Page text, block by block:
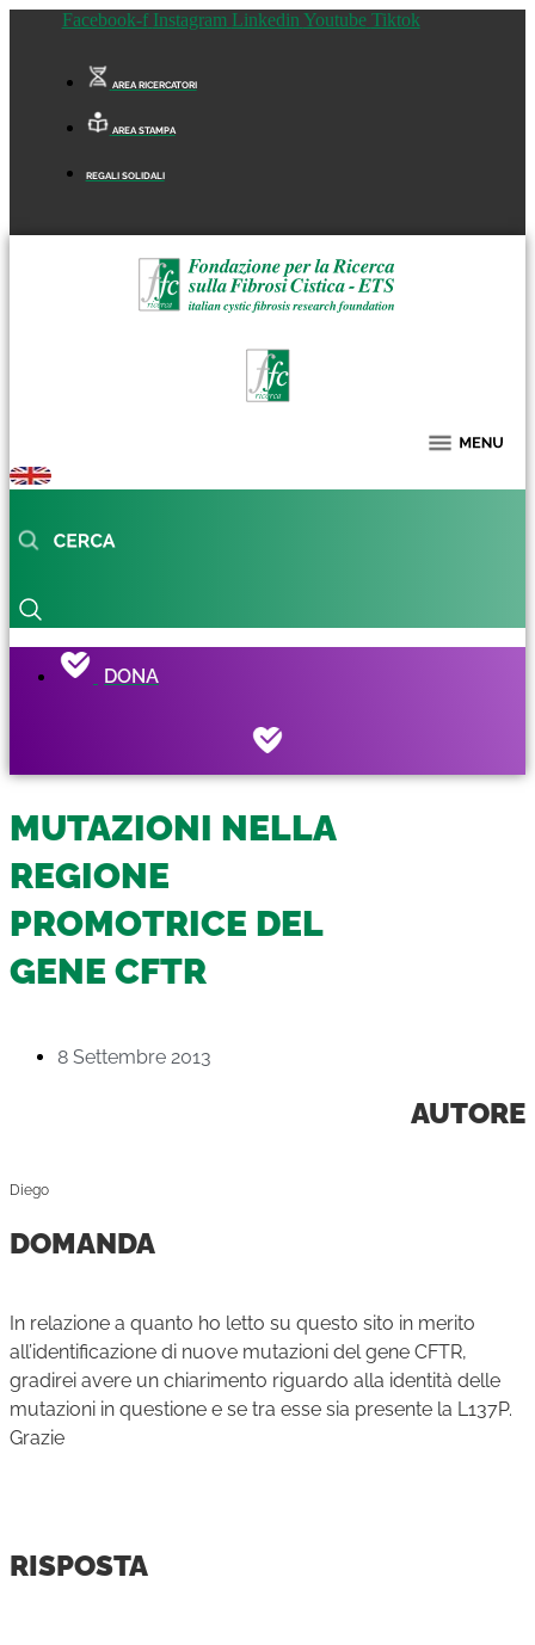
Facebook-f Instagram Linkedin Youtube Tiktok
AREA RICERCATORI
AREA STAMPA
REGALI SOLIDALI
DONA
MUTAZIONI NELLA
REGIONE
PROMOTRICE DEL
GENE CFTR
8 Settembre 2013
AUTORE
Diego
DOMANDA
In relazione a quanto ho letto su questo sito in merito
all’identificazione di nuove mutazioni del gene CFTR,
gradirei avere un chiarimento riguardo alla identità delle
mutazioni in questione e se tra esse sia presente la L137P.
Grazie
RISPOSTA